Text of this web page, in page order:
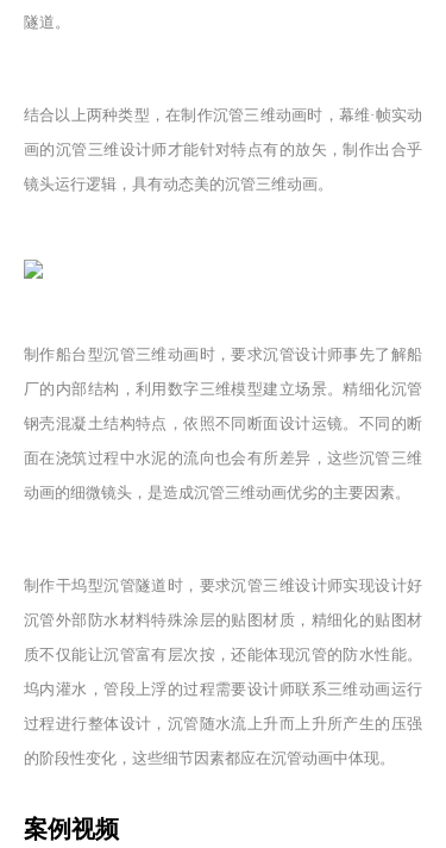
隧道。
结合以上两种类型，在制作沉管三维动画时，幕维·帧实动
画的沉管三维设计师才能针对特点有的放矢，制作出合乎
镜头运行逻辑，具有动态美的沉管三维动画。
制作船台型沉管三维动画时，要求沉管设计师事先了解船
厂的内部结构，利用数字三维模型建立场景。精细化沉管
钢壳混凝土结构特点，依照不同断面设计运镜。不同的断
面在浇筑过程中水泥的流向也会有所差异，这些沉管三维
动画的细微镜头，是造成沉管三维动画优劣的主要因素。
制作干坞型沉管隧道时，要求沉管三维设计师实现设计好
沉管外部防水材料特殊涂层的贴图材质，精细化的贴图材
质不仅能让沉管富有层次按，还能体现沉管的防水性能。
坞内灌水，管段上浮的过程需要设计师联系三维动画运行
过程进行整体设计，沉管随水流上升而上升所产生的压强
的阶段性变化，这些细节因素都应在沉管动画中体现。
案例视频